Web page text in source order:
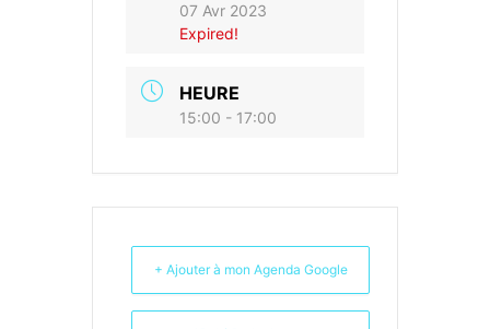
07 Avr 2023
Expired!
HEURE
15:00 - 17:00
+ Ajouter à mon Agenda Google